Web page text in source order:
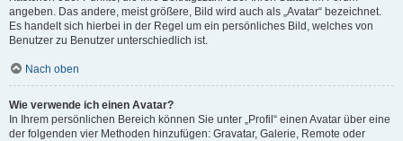
angeben. Das andere, meist größere, Bild wird auch als „Avatar“ bezeichnet.
Es handelt sich hierbei in der Regel um ein persönliches Bild, welches von
Benutzer zu Benutzer unterschiedlich ist.
Nach oben
Wie verwende ich einen Avatar?
In Ihrem persönlichen Bereich können Sie unter „Profil“ einen Avatar über eine
der folgenden vier Methoden hinzufügen: Gravatar, Galerie, Remote oder